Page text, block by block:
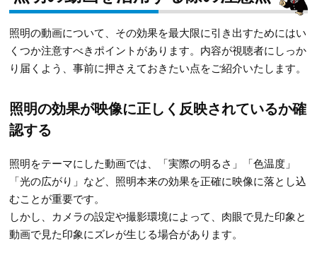
照明の動画について、その効果を最大限に引き出すためにはい
くつか注意すべきポイントがあります。内容が視聴者にしっか
り届くよう、事前に押さえておきたい点をご紹介いたします。
照明の効果が映像に正しく反映されているか確
認する
照明をテーマにした動画では、「実際の明るさ」「色温度」
「光の広がり」など、照明本来の効果を正確に映像に落とし込
むことが重要です。
しかし、カメラの設定や撮影環境によって、肉眼で見た印象と
動画で見た印象にズレが生じる場合があります。